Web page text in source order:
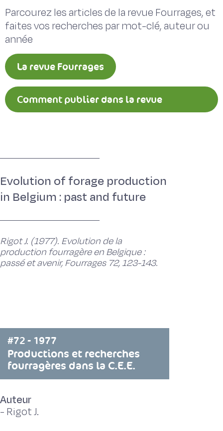
Parcourez les articles de la revue Fourrages, et
faites vos recherches par mot-clé, auteur ou
année
La revue Fourrages
Comment publier dans la revue
Evolution of forage production
in Belgium : past and future
Rigot J. (1977). Evolution de la
production fourragère en Belgique :
passé et avenir, Fourrages 72, 123-143.
#72 - 1977
Productions et recherches
fourragères dans la C.E.E.
Auteur
- Rigot J.